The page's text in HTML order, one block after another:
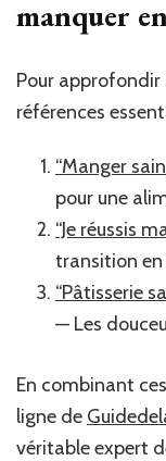
manquer
Pour approfondir
références
“Manger
pour une
“Je réussis
transition en
“Pâtisserie
— Les
En combinant
ligne de
véritable expert